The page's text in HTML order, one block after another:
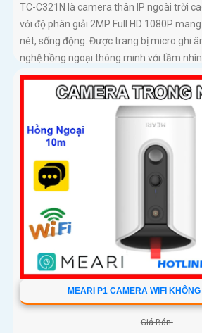
TC-C321N là camera thân IP ngoài trời
với độ phân giải 2MP Full HD 1080P
nét, sống động. Được trang bị micro ghi
nghệ hồng ngoại thông minh với tầm
camera giúp giám sát hiệu quả cả ngày
MEARI P1 CAMERA WIFI
Giá Bán: